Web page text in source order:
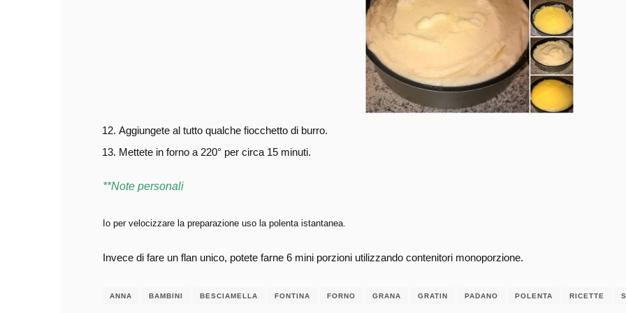
Aggiungete al tutto qualche fiocchetto di burro.
Mettete in forno a 220° per circa 15 minuti.
**Note personali
Io per velocizzare la preparazione uso la polenta istantanea.
Invece di fare un flan unico, potete farne 6 mini porzioni utilizzando contenitori monoporzione.
ANNA BAMBINI BESCIAMELLA FONTINA FORNO GRANA GRATIN PADANO POLENTA RICETTE